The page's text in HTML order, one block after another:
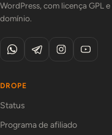
WordPress, com licença GPL
domínio.
DROPE
Status
Programa de afiliado